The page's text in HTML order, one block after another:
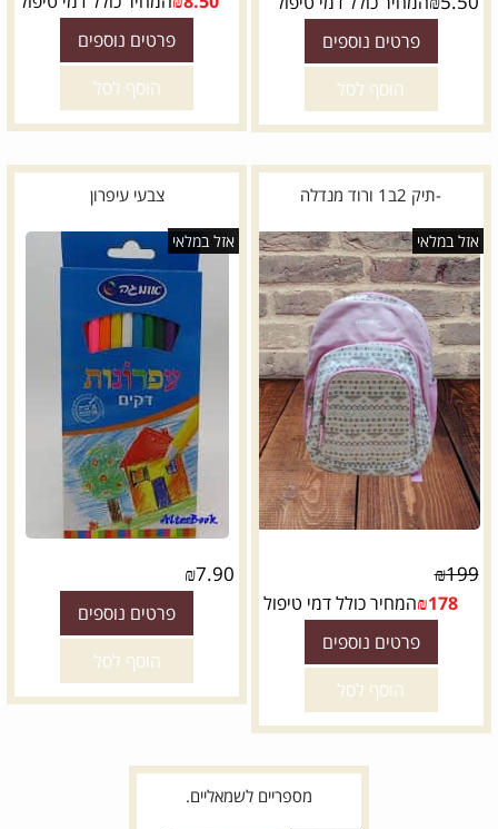
פרטים נוספים
הוסף לסל
פרטים נוספים
הוסף לסל
-תיק 2ב1 ורוד מנדלה
אזל במלאי
₪199
₪178 המחיר כולל דמי טיפול
פרטים נוספים
הוסף לסל
צבעי עיפרון
אזל במלאי
₪7.90
פרטים נוספים
הוסף לסל
מספריים לשמאליים.